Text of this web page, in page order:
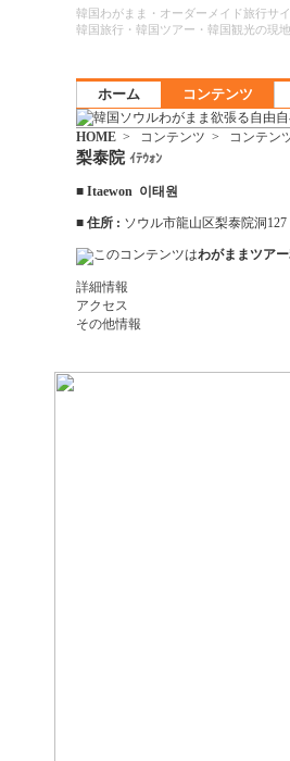
韓国わがまま・オーダーメイド旅行サ
韓国旅行・韓国ツアー・韓国観光の現
ホーム コンテンツ
HOME > コンテンツ > コンテン
梨泰院 ｲﾃｳｫﾝ
■ Itaewon 이태원
■ 住所 : ソウル市龍山区梨泰院洞
このコンテンツはわがままツアー
詳細情報
アクセス
その他情報